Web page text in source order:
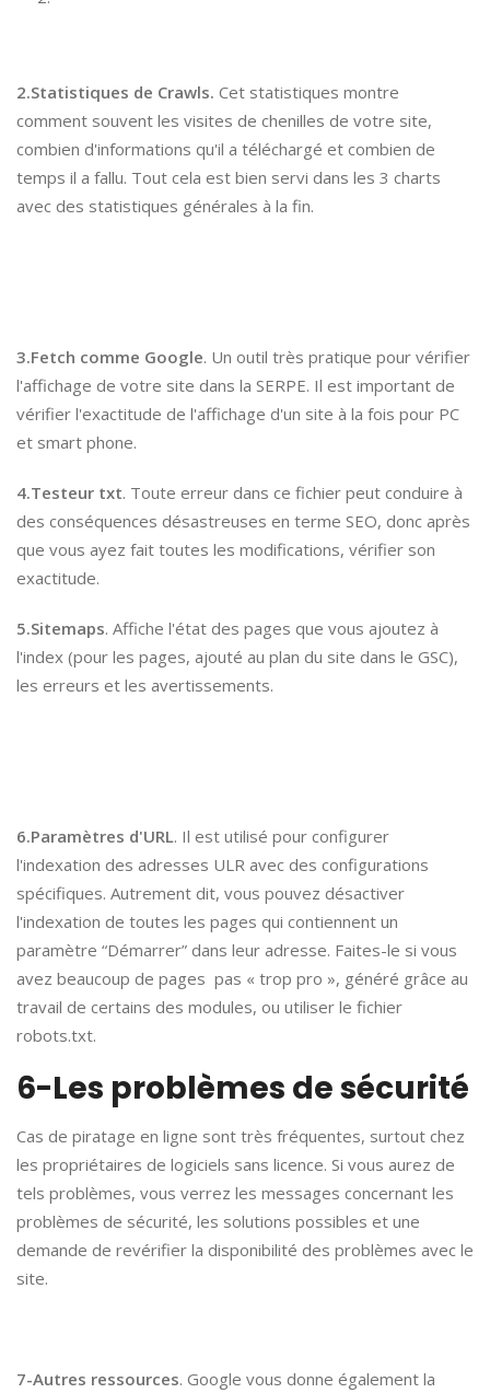
2.Statistiques de Crawls. Cet statistiques montre
comment souvent les visites de chenilles de votre site,
combien d'informations qu'il a téléchargé et combien de
temps il a fallu. Tout cela est bien servi dans les 3 charts
avec des statistiques générales à la fin.
3.Fetch comme Google. Un outil très pratique pour vérifier
l'affichage de votre site dans la SERPE. Il est important de
vérifier l'exactitude de l'affichage d'un site à la fois pour PC
et smart phone.
4.Testeur txt. Toute erreur dans ce fichier peut conduire à
des conséquences désastreuses en terme SEO, donc après
que vous ayez fait toutes les modifications, vérifier son
exactitude.
5.Sitemaps. Affiche l'état des pages que vous ajoutez à
l'index (pour les pages, ajouté au plan du site dans le GSC),
les erreurs et les avertissements.
6.Paramètres d'URL. Il est utilisé pour configurer
l'indexation des adresses ULR avec des configurations
spécifiques. Autrement dit, vous pouvez désactiver
l'indexation de toutes les pages qui contiennent un
paramètre “Démarrer” dans leur adresse. Faites-le si vous
avez beaucoup de pages pas « trop pro », généré grâce au
travail de certains des modules, ou utiliser le fichier
robots.txt.
6-Les problèmes de sécurité
Cas de piratage en ligne sont très fréquentes, surtout chez
les propriétaires de logiciels sans licence. Si vous aurez de
tels problèmes, vous verrez les messages concernant les
problèmes de sécurité, les solutions possibles et une
demande de revérifier la disponibilité des problèmes avec le
site.
7-Autres ressources. Google vous donne également la